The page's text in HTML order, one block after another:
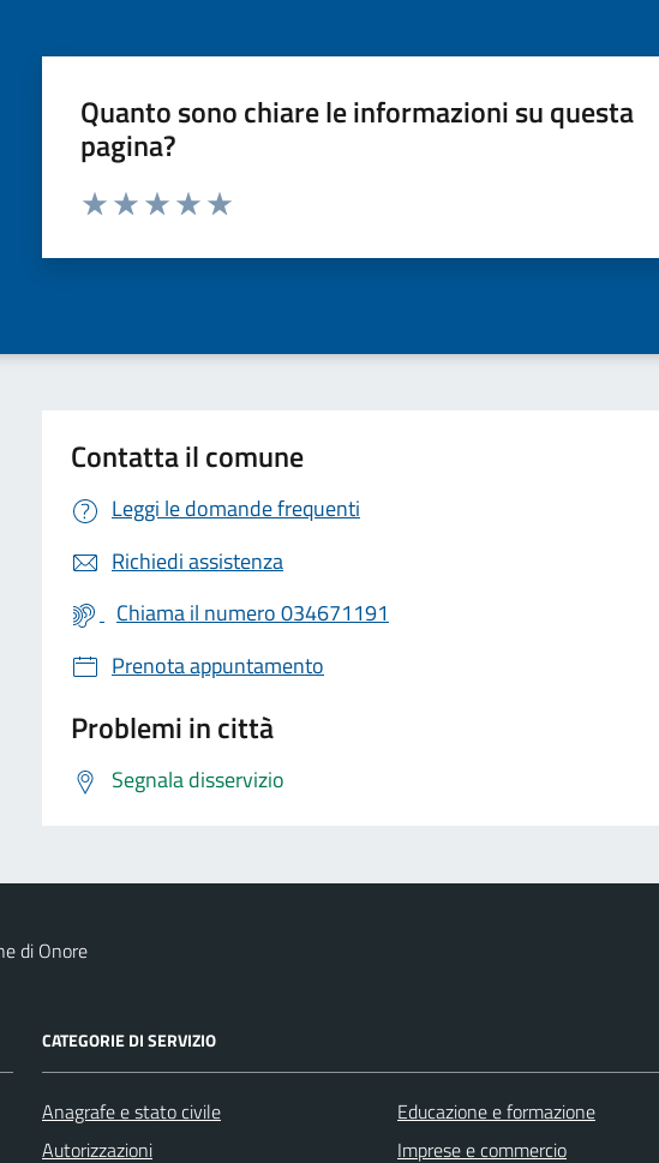
Quanto sono chiare le informazioni su questa
pagina?
Valuta da 1 a 5 stelle la pagina
Contatta il comune
Leggi le domande frequenti
Richiedi assistenza
Chiama il numero 034671191
Prenota appuntamento
Problemi in città
Segnala disservizio
di Onore
CATEGORIE DI SERVIZIO
Anagrafe e stato civile
Autorizzazioni
Educazione e formazione
Imprese e commercio